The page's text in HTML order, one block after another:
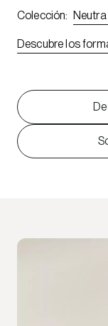
Colección:
Descubre los